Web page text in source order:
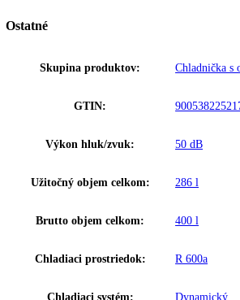
Trieda energetickej efektivity: C
Výška: 188,4
Šírka: 59,7
Hĺbka: 65,4